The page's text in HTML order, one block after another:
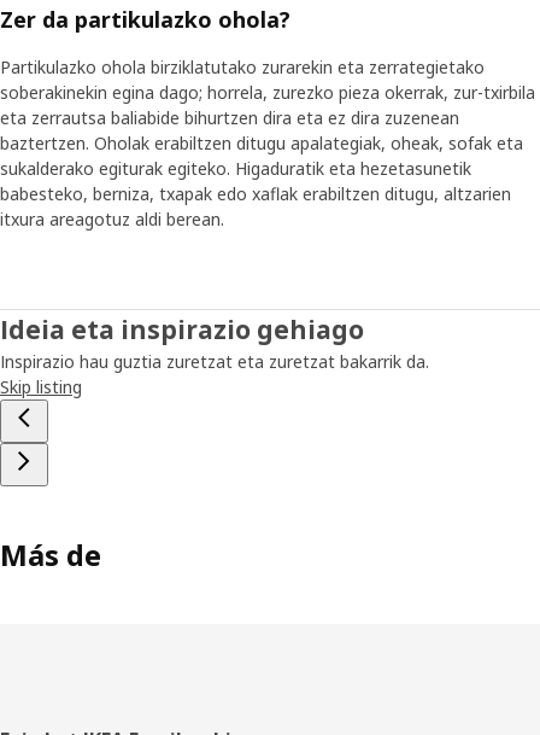
Zer da partikulazko ohola?
Partikulazko ohola birziklatutako zurarekin eta zerrategietako
soberakinekin egina dago; horrela, zurezko pieza okerrak, zur-txirbila
eta zerrautsa baliabide bihurtzen dira eta ez dira zuzenean
baztertzen. Oholak erabiltzen ditugu apalategiak, oheak, sofak eta
sukalderako egiturak egiteko. Higaduratik eta hezetasunetik
babesteko, berniza, txapak edo xaflak erabiltzen ditugu, altzarien
itxura areagotuz aldi berean.
Ideia eta inspirazio gehiago
Inspirazio hau guztia zuretzat eta zuretzat bakarrik da.
Skip listing
Más de